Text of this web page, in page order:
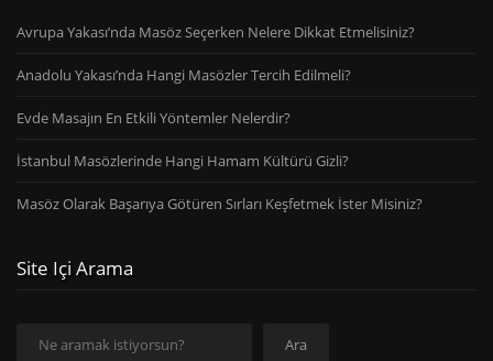
Avrupa Yakası’nda Masöz Seçerken Nelere Dikkat Etmelisiniz?
Anadolu Yakası’nda Hangi Masözler Tercih Edilmeli?
Evde Masajın En Etkili Yöntemler Nelerdir?
İstanbul Masözlerinde Hangi Hamam Kültürü Gizli?
Masöz Olarak Başarıya Götüren Sırları Keşfetmek İster Misiniz?
Site Içi Arama
Ara